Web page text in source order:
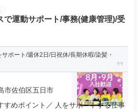
で運動サポート/事務(健康管理)/受
ポート/週休2日/日祝休/長期休暇/染髪・
市佐伯区五日市
すめポイント／ 人をサポートする仕事